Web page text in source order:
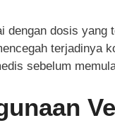
dengan dosis
terjadinya
sebelum